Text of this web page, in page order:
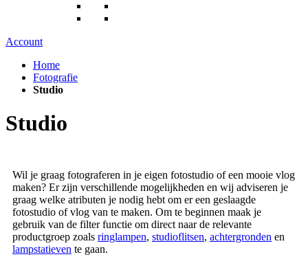
Account
Home
Fotografie
Studio
Studio
Wil je graag fotograferen in je eigen fotostudio of een mooie vlog
maken? Er zijn verschillende mogelijkheden en wij adviseren je
graag welke atributen je nodig hebt om er een geslaagde
fotostudio of vlog van te maken. Om te beginnen maak je
gebruik van de filter functie om direct naar de relevante
productgroep zoals ringlampen, studioflitsen, achtergronden en
lampstatieven te gaan.